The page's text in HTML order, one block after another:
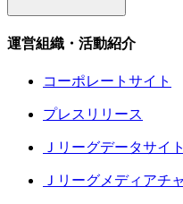
運営組織・活動紹介
コーポレートサイト
プレスリリース
Ｊリーグデータサイト
Ｊリーグメディアチ